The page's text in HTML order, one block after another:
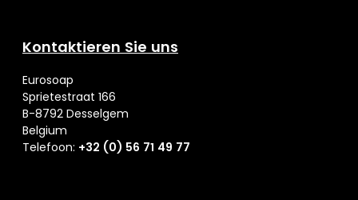
Kontaktieren Sie uns
Eurosoap
Sprietestraat 166
B-8792 Desselgem
Belgium
Telefoon: +32 (0) 56 71 49 77